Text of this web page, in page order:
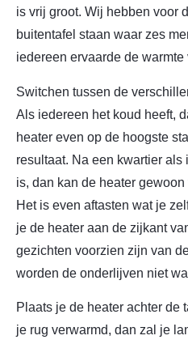
is vrij groot. Wij hebben voor
buitentafel staan waar zes
iedereen ervaarde de warmte
Switchen tussen de
Als iedereen het koud heeft,
heater even op de hoogste
resultaat. Na een kwartier
is, dan kan de heater
Het is even aftasten wat je
je de heater aan de zijkant
gezichten voorzien zijn van
worden de onderlijven niet
Plaats je de heater achter de
je rug verwarmd, dan zal je